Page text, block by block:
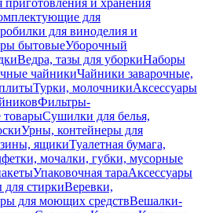
приготовления и хранения
для
для виноделия и
бытовыеУборочный
Ведра, тазы для уборкиНаборы
чайникиЧайники заварочные,
Турки, молочникиАксессуары
Фильтры-
товарыСушилки для белья,
Урны, контейнеры для
ящикиТуалетная бумага,
мочалки, губки, мусорные
Упаковочная тараАксессуары
для стиркиВеревки,
для моющих средствВешалки-